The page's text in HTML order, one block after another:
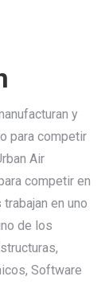
y
para competir
Air
competir en
en uno
de los
Software